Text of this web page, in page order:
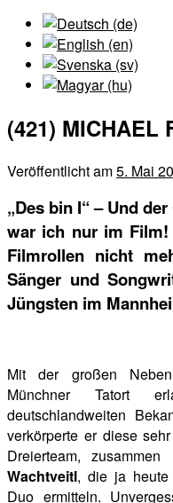
(421) MICHAEL
Veröffentlicht am5. Mai
„Des bin I“ – Und
war ich nur im
Filmrollen nicht
Sänger und
Jüngsten im
Mit der großen
Münchner Tatort
deutschlandweiten
verkörperte er diese
Dreierteam, zusammen
Wachtveitl, die ja heute
Duo ermitteln.